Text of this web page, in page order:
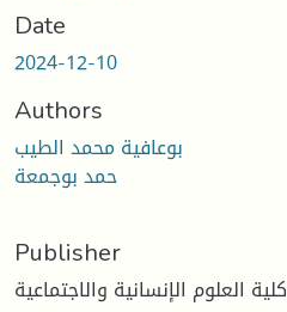
Date
2024-12-10
Authors
بوعافية محمد الطيب
حمد بوجمعة
Publisher
كلية العلوم الإنسانية والاجتماعية